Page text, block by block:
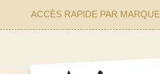
ACCÈS RAPIDE PAR MARQUE